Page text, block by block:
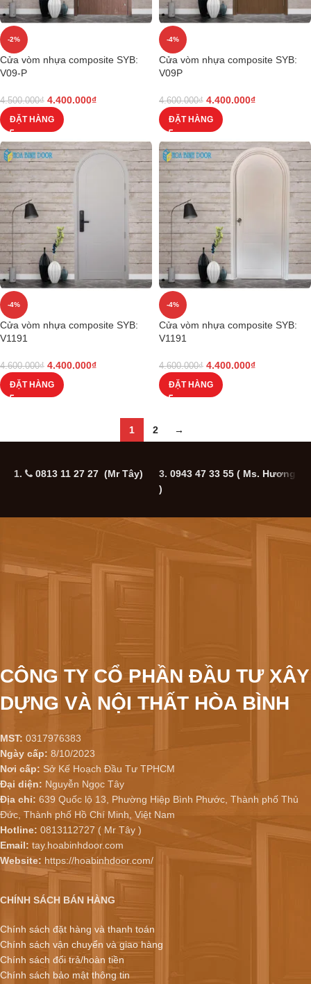
-2%
Cửa vòm nhựa composite SYB:
V09-P
4.500.000₫ 4.400.000₫
ĐẶT HÀNG
-4%
Cửa vòm nhựa composite SYB:
V09P
4.600.000₫ 4.400.000₫
ĐẶT HÀNG
-4%
Cửa vòm nhựa composite SYB:
V1191
4.600.000₫ 4.400.000₫
ĐẶT HÀNG
-4%
Cửa vòm nhựa composite SYB:
V1191
4.600.000₫ 4.400.000₫
ĐẶT HÀNG
1 2 →
1. 0813 11 27 27 (Mr Tây) 3. 0943 47 33 55 ( Ms. Hương
)
CÔNG TY CỔ PHẦN ĐẦU TƯ XÂY
DỰNG VÀ NỘI THẤT HÒA BÌNH
MST: 0317976383
Ngày cấp: 8/10/2023
Nơi cấp: Sở Kế Hoạch Đầu Tư TPHCM
Đại diện: Nguyễn Ngọc Tây
Địa chỉ: 639 Quốc lộ 13, Phường Hiệp Bình Phước, Thành phố Thủ
Đức, Thành phố Hồ Chí Minh, Việt Nam
Hotline: 0813112727 ( Mr Tây )
Email: tay.hoabinhdoor.com
Website: https://hoabinhdoor.com/
CHÍNH SÁCH BÁN HÀNG
Chính sách đặt hàng và thanh toán
Chính sách vận chuyển và giao hàng
Chính sách đổi trả/hoàn tiền
Chính sách bảo mật thông tin